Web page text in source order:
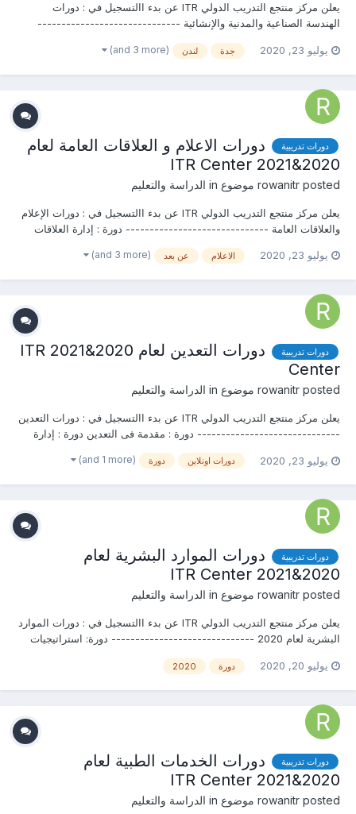
يعلن مركز منتجع التدريب الدولي ITR عن بدء االتسجيل في : دورات
الهندسة الصناعية والمدنية والإنشائية ------------------------------
يوليو 23, 2020
جدة لندن (and 3 more)
دورات تدريبية
دورات الاعلام و العلاقات العامة لعام
2020&2021 ITR Center
rowanitr posted موضوع in الدراسة والتعليم
يعلن مركز منتجع التدريب الدولي ITR عن بدء االتسجيل في : دورات الإعلام
والعلاقات العامة ------------------------------ دورة : إدارة العلاقات
التقنيات الحديث...
يوليو 23, 2020 الاعلام عن بعد (and 3 more)
دورات تدريبية
دورات التعدين لعام 2020&2021 ITR
Center
rowanitr posted موضوع in الدراسة والتعليم
يعلن مركز منتجع التدريب الدولي ITR عن بدء االتسجيل في : دورات التعدين
------------------------------ دورة : مقدمة فى التعدين دورة : إدارة
يوليو 23, 2020
دورات اونلاين دورة (and 1 more)
دورات تدريبية
دورات الموارد البشرية لعام
2020&2021 ITR Center
rowanitr posted موضوع in الدراسة والتعليم
يعلن مركز منتجع التدريب الدولي ITR عن بدء االتسجيل في : دورات الموارد
البشرية لعام 2020 ------------------------------ دورة: استراتيجيات
والتطوير...
يوليو 20, 2020 دورة 2020
دورات تدريبية
دورات الخدمات الطبية لعام
2020&2021 ITR Center
rowanitr posted موضوع in الدراسة والتعليم